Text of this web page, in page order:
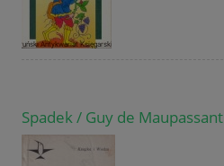
Spadek / Guy de Maupassant